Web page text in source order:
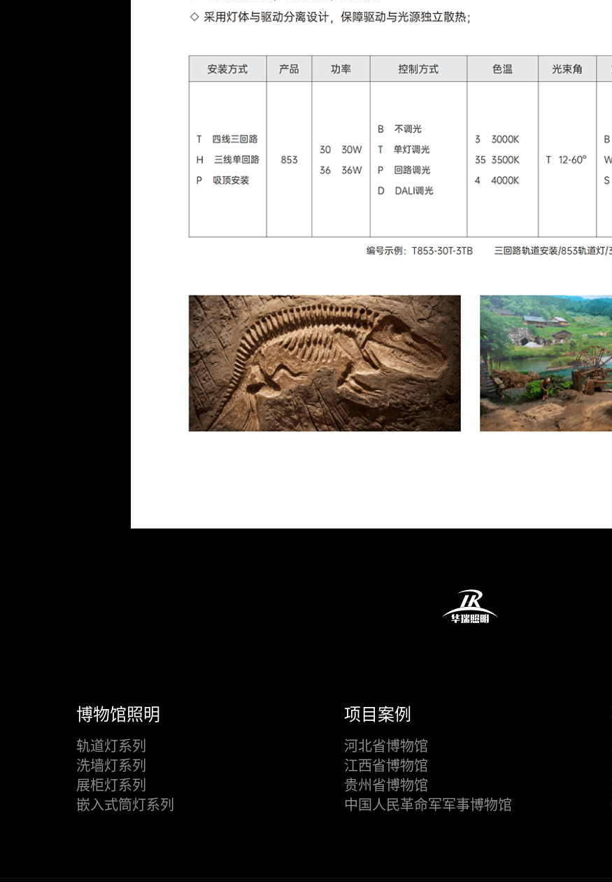
博物馆照明
轨道灯系列
洗墙灯系列
展柜灯系列
嵌入式筒灯系列
项目案例
河北省博物馆
江西省博物馆
贵州省博物馆
中国人民革命军军事博物馆